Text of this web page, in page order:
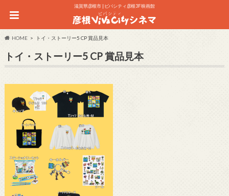
滋賀県彦根市 | ビバシティ彦根3F 映画館
HOME トイ・ストーリー5 CP 賞品見本
トイ・ストーリー5 CP 賞品見本